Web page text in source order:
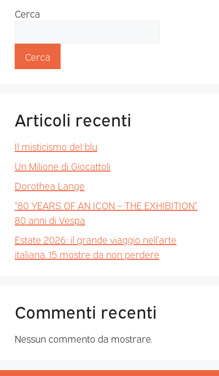
Cerca
Cerca
Articoli recenti
Il misticismo del blu
Un Milione di Giocattoli
Dorothea Lange
“80 YEARS OF AN ICON – THE EXHIBITION”
80 anni di Vespa
Estate 2026: il grande viaggio nell’arte
italiana. 15 mostre da non perdere
Commenti recenti
Nessun commento da mostrare.